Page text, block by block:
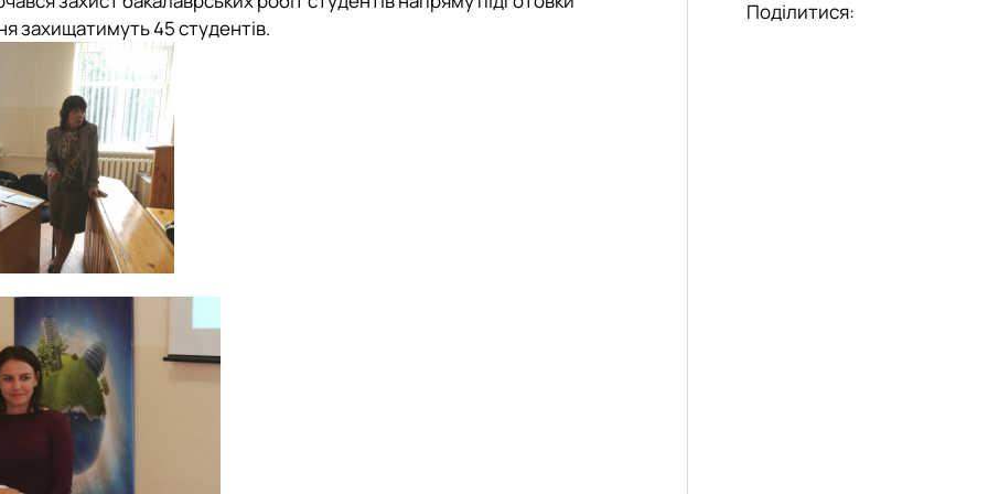
захищатимуть 45 студентів.
Поділитися: